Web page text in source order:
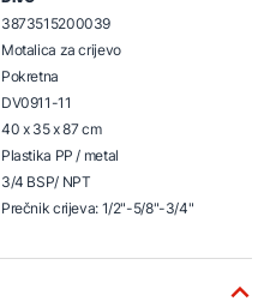
3873515200039
Motalica za crijevo
Pokretna
DV0911-11
40 x 35 x 87 cm
Plastika PP / metal
3/4 BSP/ NPT
Prečnik crijeva: 1/2"-5/8"-3/4"